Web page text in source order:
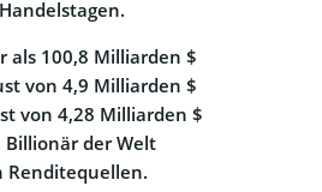
100,8 Milliarden $
von 4,9 Milliarden $
von 4,28 Milliarden $
Billionär der Welt
Renditequellen.